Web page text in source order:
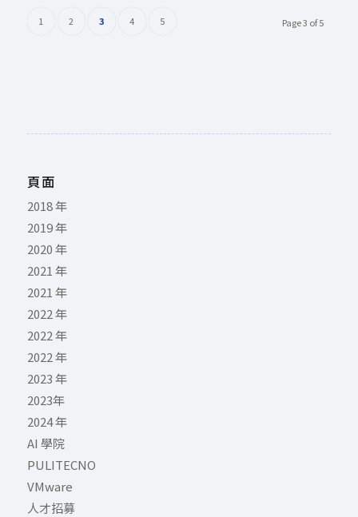
Page 3 of 5
1 2 3 4 5
頁面
2018 年
2019 年
2020 年
2021 年
2021 年
2022 年
2022 年
2022 年
2023 年
2023年
2024 年
AI 學院
PULITECNO
VMware
人才招募